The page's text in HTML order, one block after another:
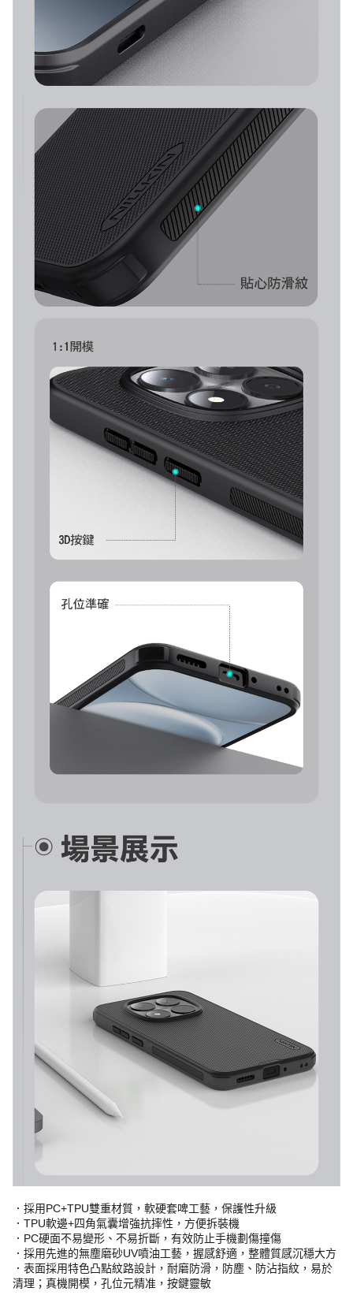
．採用PC+TPU雙重材質，軟硬套啤工藝，保護性升級
．TPU軟邊+四角氣囊增強抗摔性，方便拆裝機
．PC硬面不易變形、不易折斷，有效防止手機劃傷撞傷
．採用先進的無塵磨砂UV噴油工藝，握感舒適，整體質感沉穩大方
．表面採用特色凸點紋路設計，耐磨防滑，防塵、防沾指紋，易於
清理；真機開模，孔位元精准，按鍵靈敏